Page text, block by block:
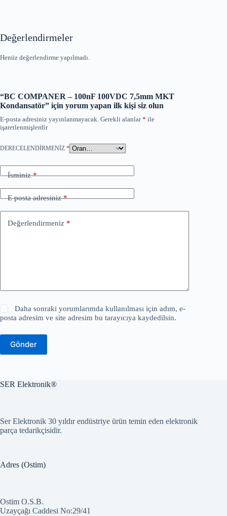
Değerlendirmeler
Henüz değerlendirme yapılmadı.
“BC COMPANER – 100nF 100VDC 7,5mm MKT
Kondansatör” için yorum yapan ilk kişi siz olun
E-posta adresiniz yayınlanmayacak. Gerekli alanlar* ile
işaretlenmişlerdir
DERECELENDIRMENIZ *
İsminiz*
E posta adresiniz*
Değerlendirmeniz *
Daha sonraki yorumlarımda kullanılması için adım, e-
posta adresim ve site adresim bu tarayıcıya kaydedilsin.
Gönder
SER Elektronik®
Ser Elektronik 30 yıldır endüstriye ürün temin eden elektronik
parça tedarikçisidir.
Adres (Ostim)
Ostim O.S.B.
Uzayçağı Caddesi No:29/41